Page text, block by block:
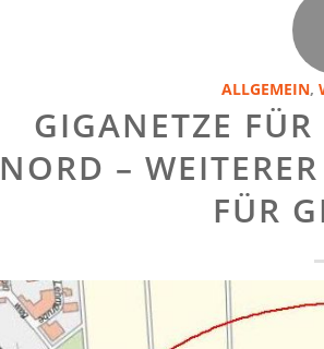
ALLGEMEIN,
GIGANETZE
NORD –
FÜR